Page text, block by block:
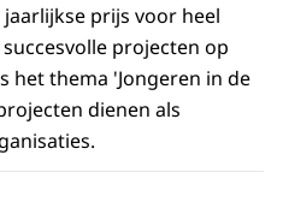
prijs voor heel
projecten op
het thema 'Jongeren in de
dienen als